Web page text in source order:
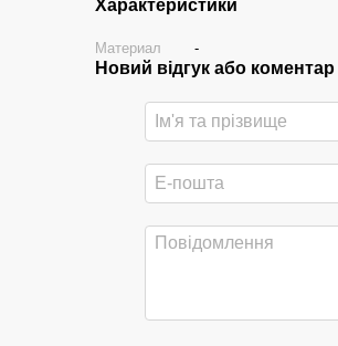
Характеристики
Материал -
Новий відгук або коментар